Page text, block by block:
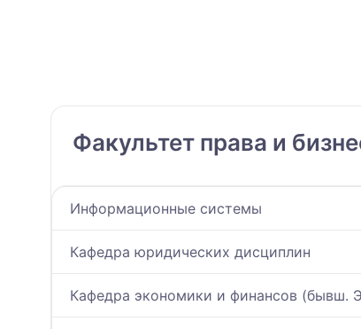
Факультет права и
Информационные системы
Кафедра юридических дисциплин
Кафедра экономики и финансов (бывш.